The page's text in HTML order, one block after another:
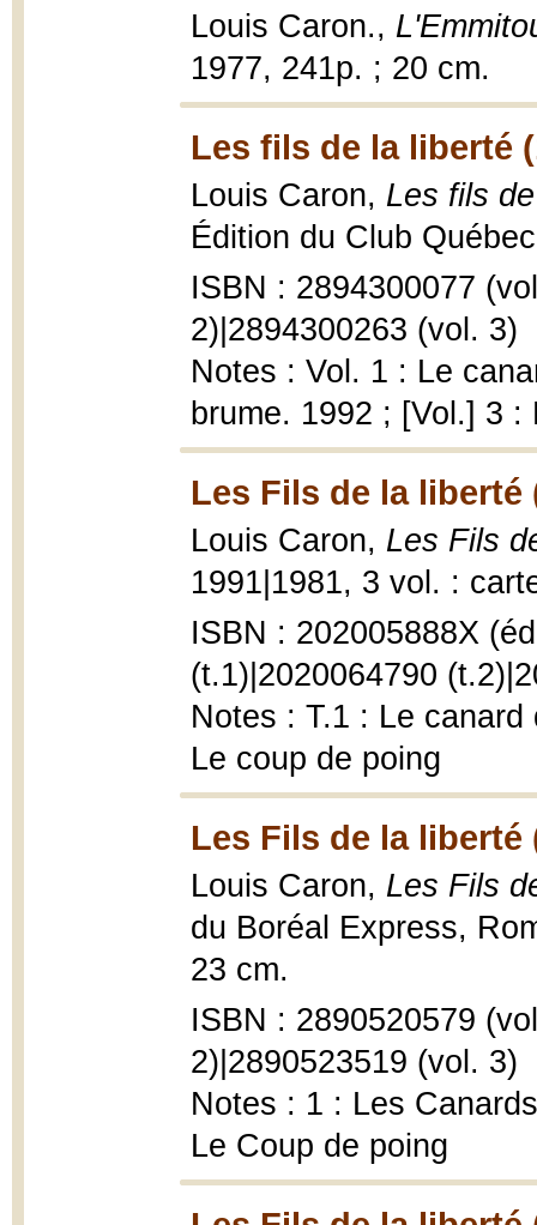
Louis Caron.,
1977, 241p. ; 20 cm.
Les fils de la liberté
Louis Caron, Les fils
Édition du Club
ISBN : 2894300077
2)|2894300263 (vol. 3)
Notes : Vol. 1 : Le
brume. 1992 ; [Vol.] 3
Les Fils de la liberté
Louis Caron, Les Fils
1991|1981, 3 vol. :
ISBN : 202005888X
(t.1)|2020064790
Notes : T.1 : Le
Le coup de poing
Les Fils de la liberté
Louis Caron, Les Fils
du Boréal Express,
23 cm.
ISBN : 2890520579
2)|2890523519 (vol. 3)
Notes : 1 : Les
Le Coup de poing